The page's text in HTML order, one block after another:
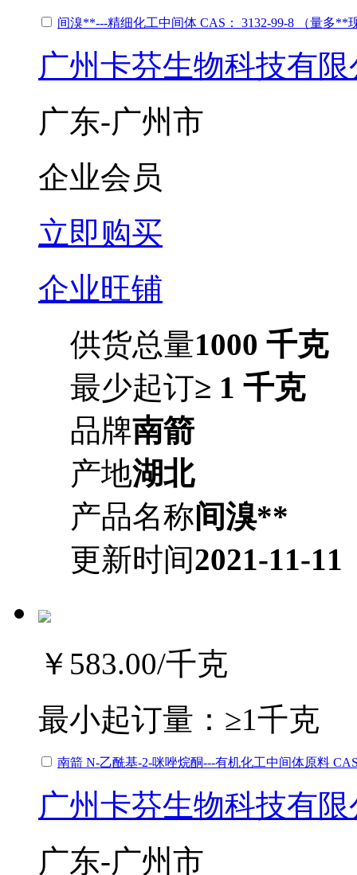
间溴**---精细化工中间体 CAS： 3132-99-8 （量多**
广州卡芬生物科技有
广东-广州市
企业会员
立即购买
企业旺铺
供货总量1000 千克
最少起订≥ 1 千克
品牌南箭
产地湖北
产品名称间溴**
更新时间2021-11-11
￥583.00/千克
最小起订量： ≥1千克
南箭 N-乙酰基-2-咪唑烷酮---有机化工中间体原料
广州卡芬生物科技有
广东-广州市